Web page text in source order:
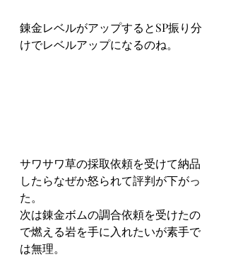
錬金レベルがアップするとSP振り分
けでレベルアップになるのね。
サワサワ草の採取依頼を受けて納品
したらなぜか怒られて評判が下がっ
た。
次は錬金ボムの調合依頼を受けたの
で燃える岩を手に入れたいが素手で
は無理。